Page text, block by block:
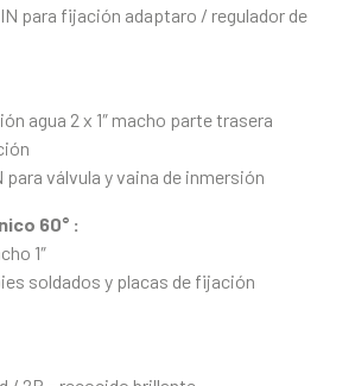
para fijación adaptaro / regulador de
agua 2 x 1″ macho parte trasera
para válvula y vaina de inmersión
60° :
1″
soldados y placas de fijación